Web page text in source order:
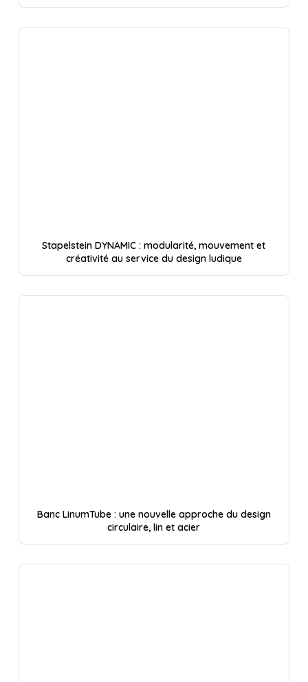
Stapelstein DYNAMIC : modularité, mouvement et
créativité au service du design ludique
Banc LinumTube : une nouvelle approche du design
circulaire, lin et acier